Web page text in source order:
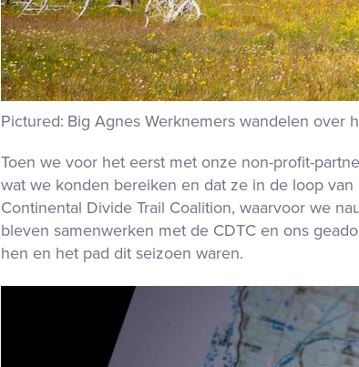
Big AgnesWerknemers wandelen over
Toen we voor het eerst met onze non-profit-
wat we konden bereiken en dat ze in de loop
Continental Divide Trail Coalition, waarvoor we
bleven samenwerken met de CDTC en ons
hen en het pad dit seizoen waren.